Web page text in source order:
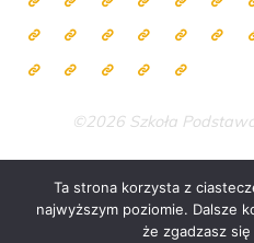
©2026 Szkoła
Zasilane przez
Ta strona korzysta z
najwyższym poziomie. Dalsze
że zgadzasz